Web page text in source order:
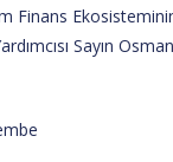
Finans
Sayın